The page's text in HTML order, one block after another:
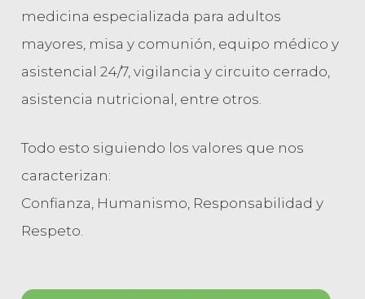
medicina especializada para adultos
mayores, misa y comunión, equipo médico y
asistencial 24/7, vigilancia y circuito cerrado,
asistencia nutricional, entre otros.
Todo esto siguiendo los valores que nos
caracterizan:
Confianza, Humanismo, Responsabilidad y
Respeto.